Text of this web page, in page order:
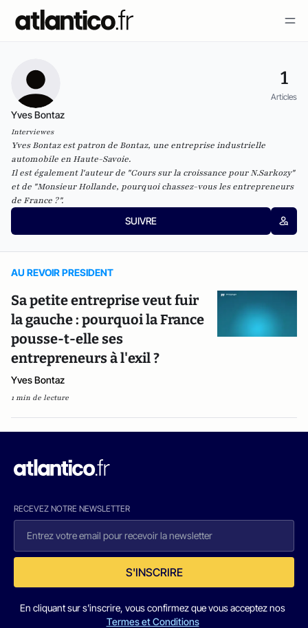
1
Articles
Yves Bontaz
Interviewes
Yves Bontaz est patron de Bontaz, une entreprise industrielle
automobile en Haute-Savoie.
Il est également l'auteur de "Cours sur la croissance pour N.Sarkozy"
et de "Monsieur Hollande, pourquoi chassez-vous les entrepreneurs
de France ?".
SUIVRE
AU REVOIR PRESIDENT
Sa petite entreprise veut fuir
la gauche : pourquoi la France
pousse-t-elle ses
entrepreneurs à l'exil ?
Yves Bontaz
1 min de lecture
RECEVEZ NOTRE NEWSLETTER
S'INSCRIRE
En cliquant sur s'inscrire, vous confirmez que vous acceptez nos
Termes et Conditions